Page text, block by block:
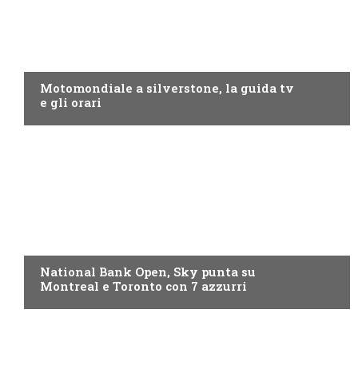
Motomondiale a silverstone, la guida tv
e gli orari
National Bank Open, Sky punta su
Montreal e Toronto con 7 azzurri